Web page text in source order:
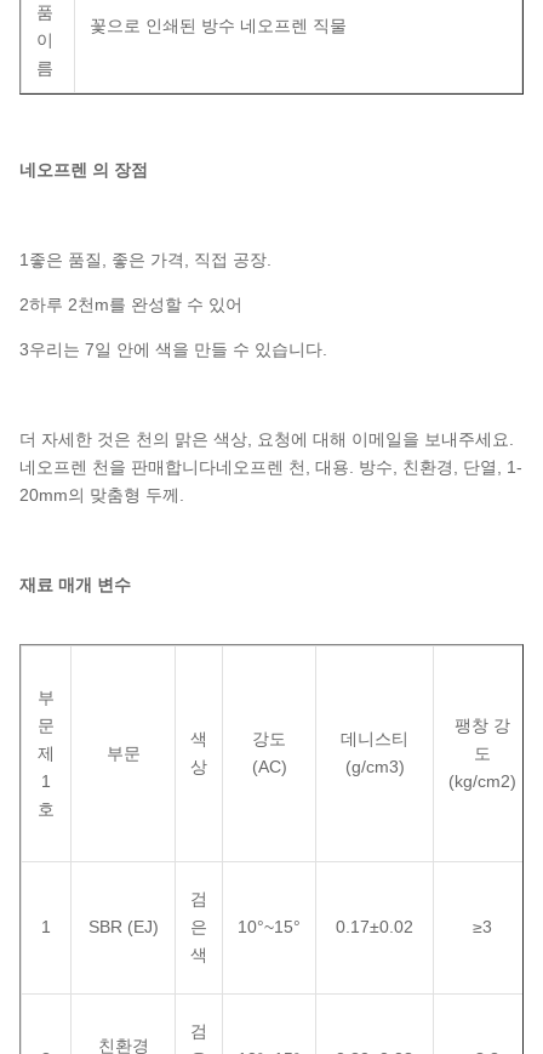
품
이
름
꽃으로 인쇄된 방수 네오프렌 직물
네오프렌 의 장점
1좋은 품질, 좋은 가격, 직접 공장.
2하루 2천m를 완성할 수 있어
3우리는 7일 안에 색을 만들 수 있습니다.
더 자세한 것은 천의 맑은 색상, 요청에 대해 이메일을 보내주세요.
네오프렌 천을 판매합니다네오프렌 천, 대용. 방수, 친환경, 단열, 1-
20mm의 맞춤형 두께.
재료 매개 변수
부
문
제
1
호
부문
색
상
강도
(AC)
데니스티
(g/cm3)
팽창 강
도
(kg/cm2)
1 SBR (EJ)
검
은
색
10°~15° 0.17±0.02 ≥3
친환경
검